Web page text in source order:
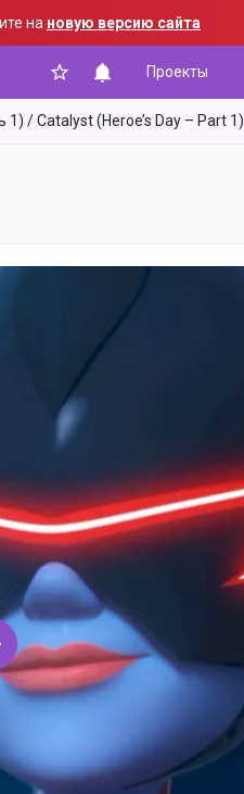
на новую версию сайта
Проекты
/ Catalyst (Heroe’s Day – Part 1)